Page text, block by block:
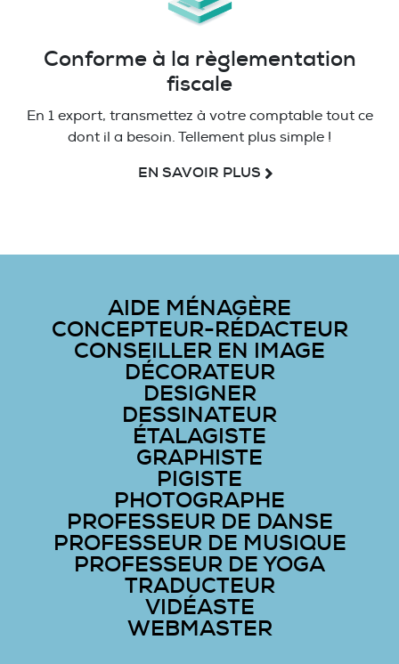
Conforme à la règlementation
fiscale
En 1 export, transmettez à votre comptable tout ce
dont il a besoin. Tellement plus simple !
EN SAVOIR PLUS
AIDE MÉNAGÈRE
CONCEPTEUR-RÉDACTEUR
CONSEILLER EN IMAGE
DÉCORATEUR
DESIGNER
DESSINATEUR
ÉTALAGISTE
GRAPHISTE
PIGISTE
PHOTOGRAPHE
PROFESSEUR DE DANSE
PROFESSEUR DE MUSIQUE
PROFESSEUR DE YOGA
TRADUCTEUR
VIDÉASTE
WEBMASTER